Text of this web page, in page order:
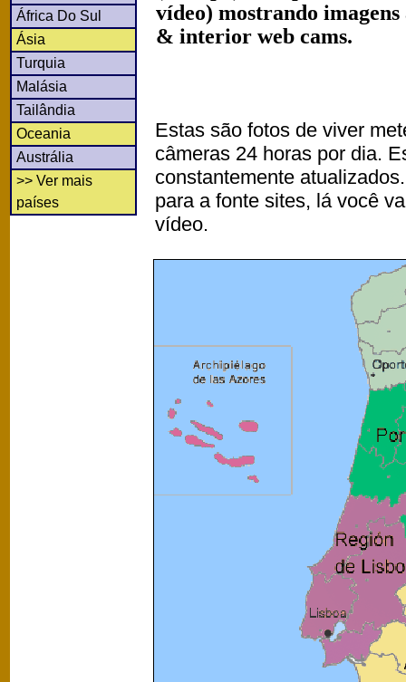
África Do Sul
Ásia
Turquia
Malásia
Tailândia
Oceania
Austrália
>> Ver mais
países
vídeo) mostrando
& interior web cams.
Estas são fotos de viver
câmeras 24 horas por dia.
constantemente
para a fonte sites, lá você
vídeo.